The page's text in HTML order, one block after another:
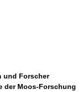
und Forscher
der Moos-Forschung